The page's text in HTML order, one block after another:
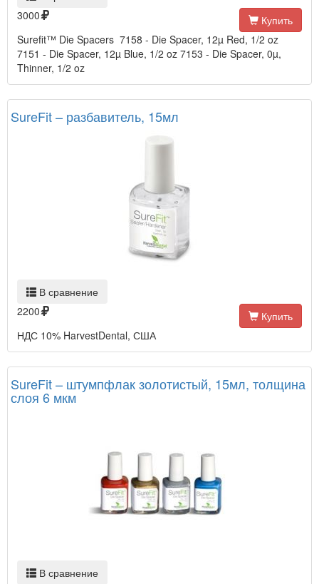
3000
Купить
Surefit™ Die Spacers 7158 - Die Spacer, 12µ Red, 1/2 oz
7151 - Die Spacer, 12µ Blue, 1/2 oz 7153 - Die Spacer, 0µ,
Thinner, 1/2 oz
SureFit – разбавитель, 15мл
В сравнение
2200
Купить
НДС 10% HarvestDental, США
SureFit – штумпфлак золотистый, 15мл, толщина
слоя 6 мкм
В сравнение